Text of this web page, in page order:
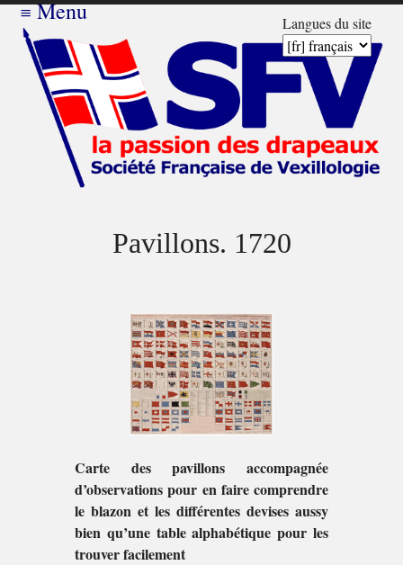
Langues du site
≡Menu
Pavillons. 1720
Carte des pavillons accompagnée
d’observations pour en faire comprendre
le blazon et les différentes devises aussy
bien qu’une table alphabétique pour les
trouver facilement